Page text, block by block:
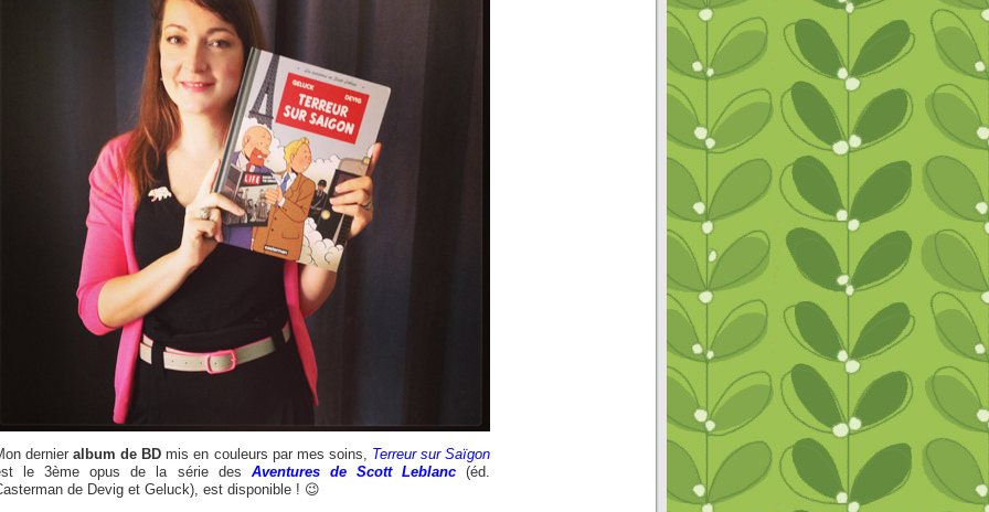
dernieralbum de BDmis en couleurs par mes soins, Terreur sur Saïgon
le 3ème opus de la série des Aventures de Scott Leblanc
(éd.
de Devig et Geluck), est disponible ! 😉